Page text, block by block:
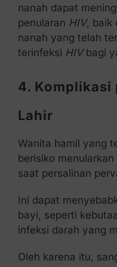
nanah dapat
penularan HIV, baik
nanah yang telah
terinfeksi HIVbagi
4. Komplikasi
Lahir
Wanita hamil yang
berisiko
saat persalinan
Ini dapat
bayi, seperti
infeksi darah yang
Oleh karena itu,